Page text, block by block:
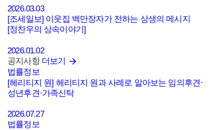
2026.03.03
[조세일보] 이웃집 백만장자가 전하는 상생의 메시지
[정찬우의 상속이야기]
2026.01.02
공지사항 더보기
법률정보
[헤리티지 원] 헤리티지 원과 사례로 알아보는 임의후견·
성년후견·가족신탁
2026.07.27
법률정보